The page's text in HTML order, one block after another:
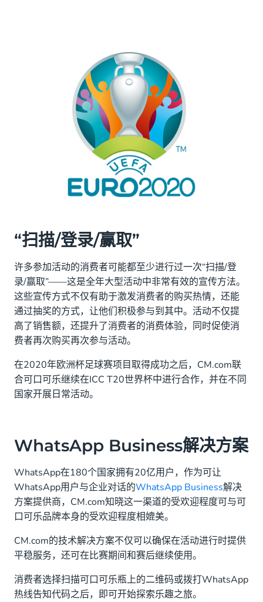
“扫描/登录/赢取”
许多参加活动的消费者可能都至少进行过一次“扫描/登
录/赢取”——这是全年大型活动中非常有效的宣传方法。
这些宣传方式不仅有助于激发消费者的购买热情，还能
通过抽奖的方式，让他们积极参与到其中。活动不仅提
高了销售额，还提升了消费者的消费体验，同时促使消
费者再次购买再次参与活动。
在2020年欧洲杯足球赛项目取得成功之后，CM.com联
合可口可乐继续在ICC T20世界杯中进行合作，并在不同
国家开展日常活动。
WhatsApp Business解决方案
WhatsApp在180个国家拥有20亿用户，作为可让
WhatsApp用户与企业对话的WhatsApp Business解决
方案提供商，CM.com知晓这一渠道的受欢迎程度可与可
口可乐品牌本身的受欢迎程度相媲美。
CM.com的技术解决方案不仅可以确保在活动进行时提供
平稳服务，还可在比赛期间和赛后继续使用。
消费者选择扫描可口可乐瓶上的二维码或拨打WhatsApp
热线告知代码之后，即可开始探索乐趣之旅。